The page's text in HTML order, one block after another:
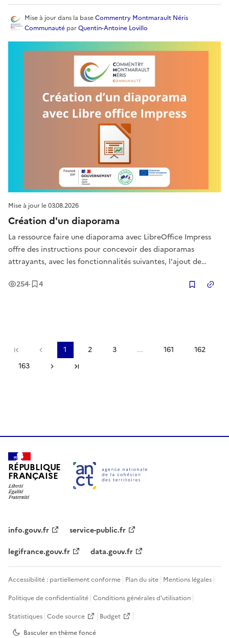
Mise à jour le03.08.2026
Création d'un diaporama
La ressource faire une diaporama avec LibreOffice Impress
offre des instructions pour concevoir des diaporamas
attrayants, avec les fonctionnalités suivantes, l'ajout de
de transitions et d'effets.
254Vues
· 4Enregistrement
Mise à jourdans la baseCommentry Montmarault Néris
Communauté parQuentin-Antoine Lovillo
Première pagePage précédente
1 2 3 ... 161
162
163
Page suivante
RÉPUBLIQUE
FRANÇAISE
info.gouv.fr
service-public.fr
legifrance.gouv.fr
data.gouv.fr
Accessibilité : partiellement conforme Plan du site Mentions légales
Politique de confidentialité Conditions générales d'utilisation
Statistiques Code source
Budget
Basculer en thèmefoncé